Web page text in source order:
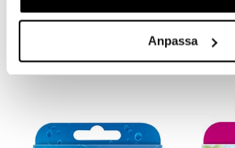
Anpassa
SALVEQUICK
3,49